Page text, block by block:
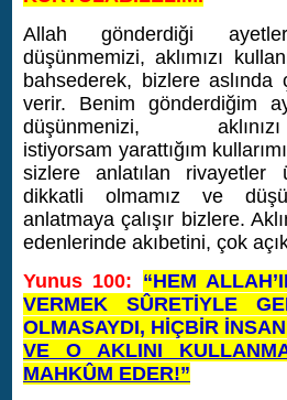
Allah gönderdiği
düşünmemizi, aklımızı
bahsederek, bizlere
verir. Benim gönderdiğim
düşünmenizi,
istiyorsam yarattığım
sizlere anlatılan rivayetler
dikkatli olmamız ve
anlatmaya çalışır bizlere.
edenlerinde akıbetini, çok
Yunus 100: “HEM
VERMEK SÛRETİYLE
OLMASAYDI, HİÇBİR
VE O AKLINI
MAHKÛM EDER!”